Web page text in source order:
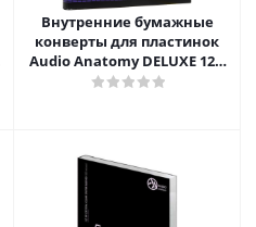
Внутренние бумажные
конверты для пластинок
Audio Anatomy DELUXE 12",
BLACK (25 шт)